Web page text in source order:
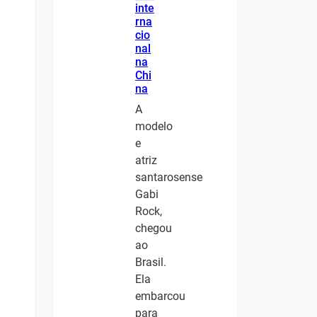
inte
rna
cio
nal
na
Chi
na
A
modelo
e
atriz
santarosense
Gabi
Rock,
chegou
ao
Brasil.
Ela
embarcou
para